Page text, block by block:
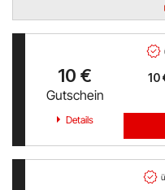
MediaMarkt
Universal
10 €
Gutschein
10
Details